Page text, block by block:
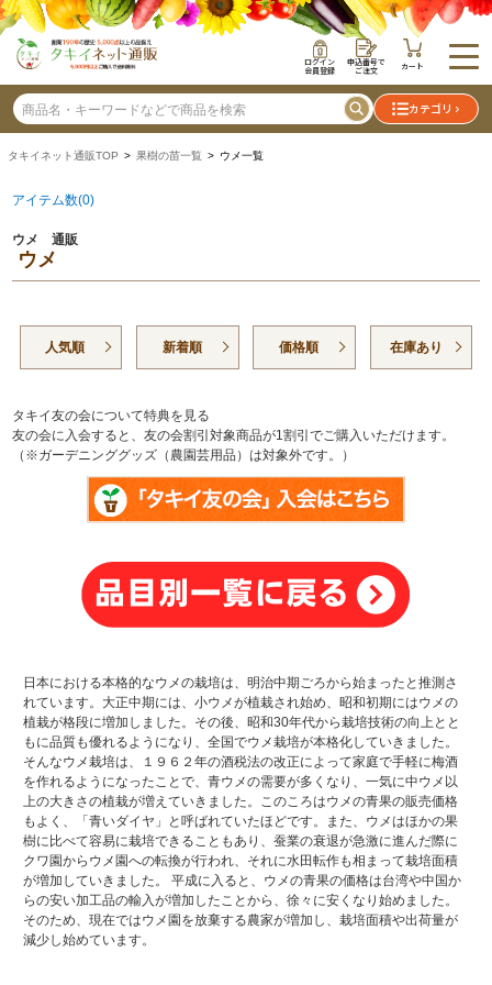
ログイン
会員登録
申込番号で
ご注文 カート
カテゴリ
タキイネット通販TOP > 果樹の苗一覧 > ウメ一覧
アイテム数(0)
ウメ 通販
ウメ
人気順 新着順 価格順 在庫あり
タキイ友の会について特典を見る
友の会に入会すると、友の会割引対象商品が1割引でご購入いただけます。
（※ガーデニンググッズ（農園芸用品）は対象外です。）
日本における本格的なウメの栽培は、明治中期ごろから始まったと推測さ
れています。大正中期には、小ウメが植栽され始め、昭和初期にはウメの
植栽が格段に増加しました。その後、昭和30年代から栽培技術の向上とと
もに品質も優れるようになり、全国でウメ栽培が本格化していきました。
そんなウメ栽培は、１９６２年の酒税法の改正によって家庭で手軽に梅酒
を作れるようになったことで、青ウメの需要が多くなり、一気に中ウメ以
上の大きさの植栽が増えていきました。このころはウメの青果の販売価格
もよく、「青いダイヤ」と呼ばれていたほどです。また、ウメはほかの果
樹に比べて容易に栽培できることもあり、蚕業の衰退が急激に進んだ際に
クワ園からウメ園への転換が行われ、それに水田転作も相まって栽培面積
が増加していきました。 平成に入ると、ウメの青果の価格は台湾や中国か
らの安い加工品の輸入が増加したことから、徐々に安くなり始めました。
そのため、現在ではウメ園を放棄する農家が増加し、栽培面積や出荷量が
減少し始めています。